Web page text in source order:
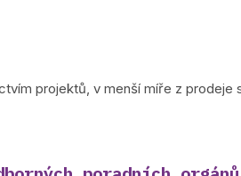
projektů, v menší míře z prodeje